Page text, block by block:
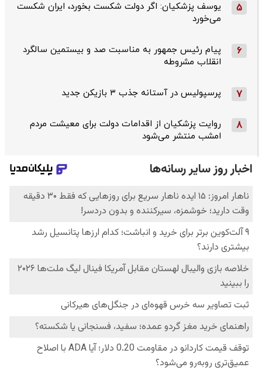
5
یوسف پزشکیان: اگر دولت شکست بخورد، ایران شکست
می‌خورد
6
پیام رئیس جمهور به مناسبت صد و بیستمین سالگرد
انقلاب مشروطه
7 پرسپولیس در آستانه جذب ۳ بازیکن جدید
8
روایت پزشکیان از اقدامات دولت برای معیشت مردم
امشب منتشر می‌شود